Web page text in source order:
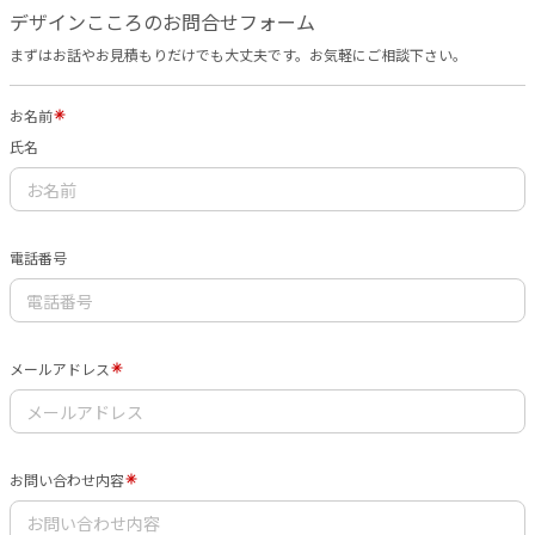
デザインこころのお問合せフォーム
まずはお話やお見積もりだけでも大丈夫です。お気軽にご相談下さい。
お名前
氏名
電話番号
メールアドレス
お問い合わせ内容